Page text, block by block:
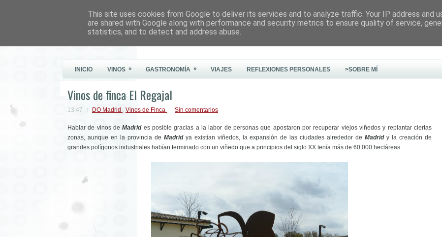
Este Vino Me Gusta
INICIO VINOS » GASTRONOMÍA » VIAJES REFLEXIONES PERSONALES >SOBRE MÍ
Vinos de finca El Regajal
13:47 DO Madrid , Vinos de Finca Sin comentarios
Hablar de vinos deMadrides posible gracias a la labor de personas que apostaron por recuperar viejos viñedos y replantar ciertas
zonas, aunque en la provincia de Madridya existían viñedos, la expansión de las ciudades alrededor deMadridy la creación de
grandes polígonos industriales habían terminado con un viñedo que a principios del siglo XX tenía más de 60.000 hectáreas.
This site uses cookies from Google to deliver its services and to analyze traffic. Your IP address and
are shared with Google along with performance and security metrics to ensure quality of service,
statistics, and to detect and address abuse.